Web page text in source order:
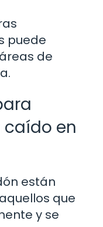
puede
de
en
están
que
y se